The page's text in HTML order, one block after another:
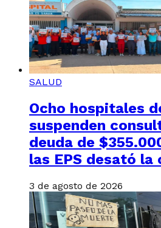
SALUD
Ocho hospitales
suspenden
deuda de
las EPS desató la
3 de agosto de 2026